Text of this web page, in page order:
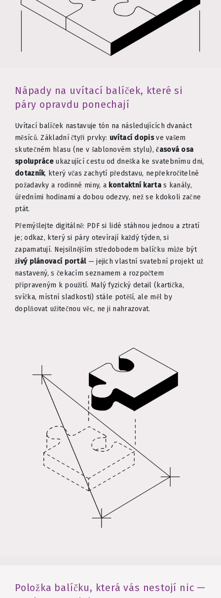
Nápady na uvítací balíček, které si
páry opravdu ponechají
Uvítací balíček nastavuje tón na následujících dvanáct
měsíců. Základní čtyři prvky: uvítací dopisve vašem
skutečném hlasu (ne v šablonovém stylu),časová osa
spolupráceukazující cestu od dneška ke svatebnímu dni,
dotazník, který včas zachytí představu, nepřekročitelné
požadavky a rodinné miny, a kontaktní kartas kanály,
úředními hodinami a dobou odezvy, než se kdokoli začne
ptát.
Přemýšlejte digitálně: PDF si lidé stáhnou jednou a ztratí
je; odkaz, který si páry otevírají každý týden, si
zapamatují. Nejsilnějším středobodem balíčku může být
živý plánovací portál— jejich vlastní svatební projekt už
nastavený, s čekacím seznamem a rozpočtem
připraveným k použití. Malý fyzický detail (kartička,
svíčka, místní sladkosti) stále potěší, ale měl by
doplňovat užitečnou věc, ne ji nahrazovat.
Položka balíčku, která vás nestojí nic —